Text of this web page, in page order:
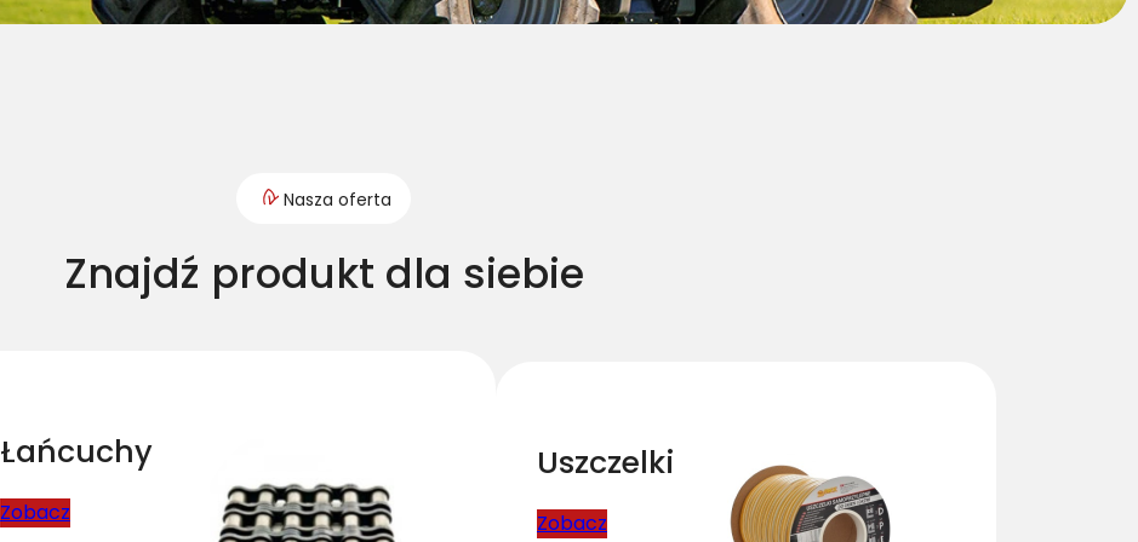
Nasza oferta
Znajdź produkt dla siebie
Łańcuchy
Zobacz
Uszczelki
Zobacz